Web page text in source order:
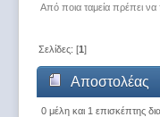
Από ποια ταμεία πρέπει
Σελίδες: [1]
Αποστολέας
0 μέλη και 1 επισκέπτης